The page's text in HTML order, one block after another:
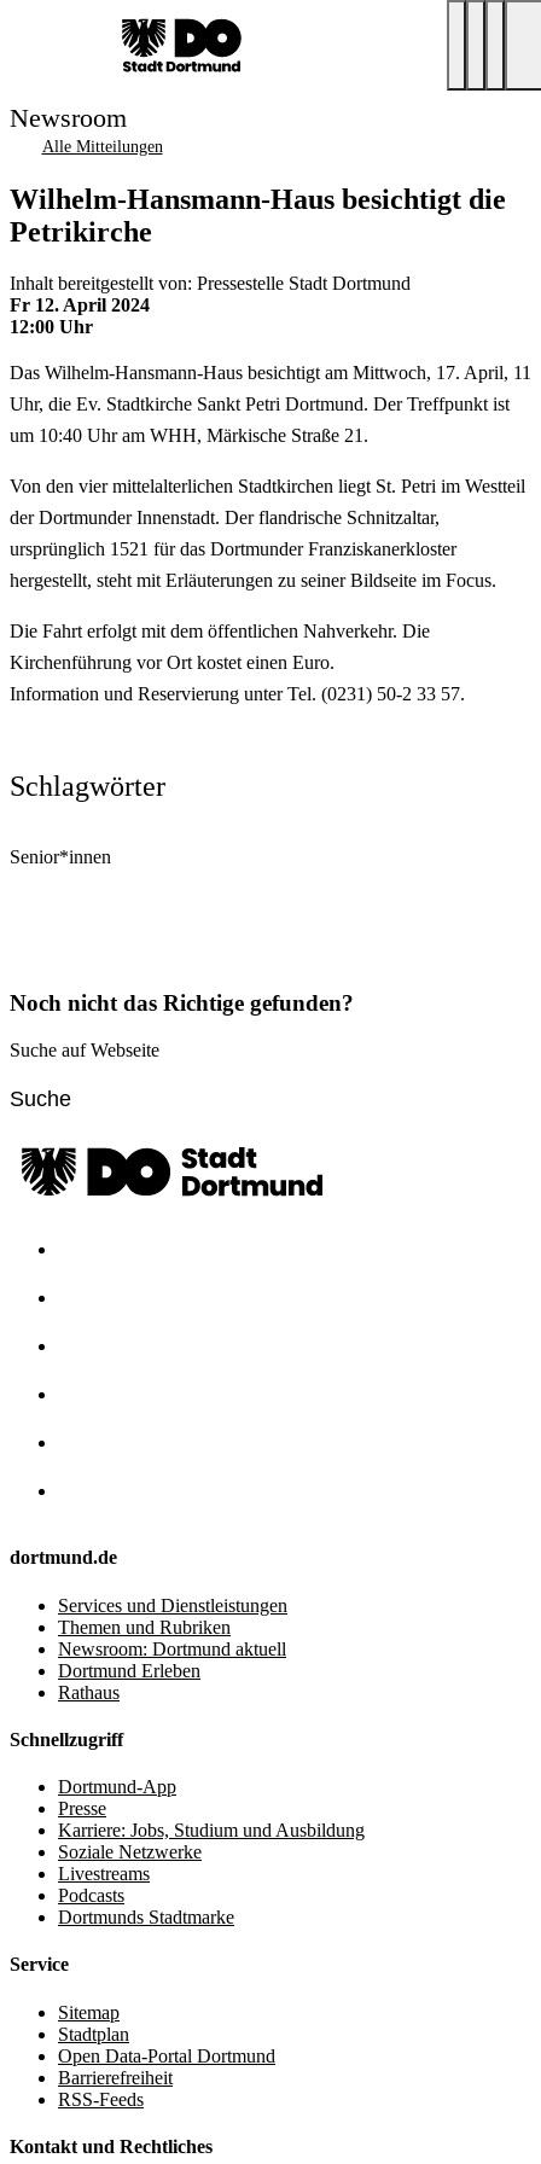
Newsroom
Alle Mitteilungen
Wilhelm-Hansmann-Haus besichtigt die
Petrikirche
Inhalt bereitgestellt von: Pressestelle Stadt Dortmund
Fr 12. April 2024
12:00 Uhr
Das Wilhelm-Hansmann-Haus besichtigt am Mittwoch, 17. April, 11
Uhr, die Ev. Stadtkirche Sankt Petri Dortmund. Der Treffpunkt ist
um 10:40 Uhr am WHH, Märkische Straße 21.
Von den vier mittelalterlichen Stadtkirchen liegt St. Petri im Westteil
der Dortmunder Innenstadt. Der flandrische Schnitzaltar,
ursprünglich 1521 für das Dortmunder Franziskanerkloster
hergestellt, steht mit Erläuterungen zu seiner Bildseite im Focus.
Die Fahrt erfolgt mit dem öffentlichen Nahverkehr. Die
Kirchenführung vor Ort kostet einen Euro.
Information und Reservierung unter Tel. (0231) 50-2 33 57.
Schlagwörter
Senior*innen
Noch nicht das Richtige gefunden?
Suche auf Webseite
dortmund.de
Services und Dienstleistungen
Themen und Rubriken
Newsroom: Dortmund aktuell
Dortmund Erleben
Rathaus
Schnellzugriff
Dortmund-App
Presse
Karriere: Jobs, Studium und Ausbildung
Soziale Netzwerke
Livestreams
Podcasts
Dortmunds Stadtmarke
Service
Sitemap
Stadtplan
Open Data-Portal Dortmund
Barrierefreiheit
RSS-Feeds
Kontakt und Rechtliches